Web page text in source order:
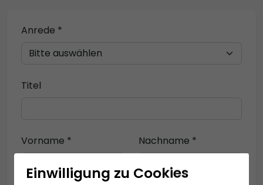
Anrede *
Titel
Vorname * Nachname *
Einwilligung zu Cookies